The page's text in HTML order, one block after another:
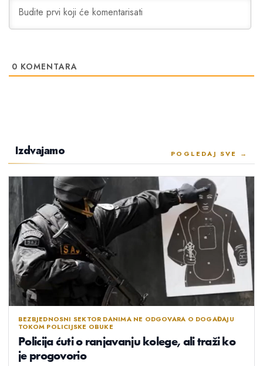
0 KOMENTARA
Izdvajamo POGLEDAJ SVE →
BEZBJEDNOSNI SEKTOR DANIMA NE ODGOVARA O DOGAĐAJU
TOKOM POLICIJSKE OBUKE
Policija ćuti o ranjavanju kolege, ali traži ko
je progovorio